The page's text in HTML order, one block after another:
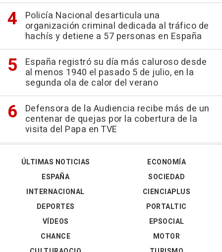
Policía Nacional desarticula una
organización criminal dedicada al tráfico de
hachís y detiene a 57 personas en España
España registró su día más caluroso desde
al menos 1940 el pasado 5 de julio, en la
segunda ola de calor del verano
Defensora de la Audiencia recibe más de un
centenar de quejas por la cobertura de la
visita del Papa en TVE
ÚLTIMAS NOTICIAS
ESPAÑA
INTERNACIONAL
DEPORTES
VÍDEOS
ECONOMÍA
SOCIEDAD
CIENCIAPLUS
PORTALTIC
EPSOCIAL
CHANCE
MOTOR